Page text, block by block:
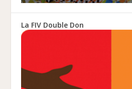
La FIV Double Don